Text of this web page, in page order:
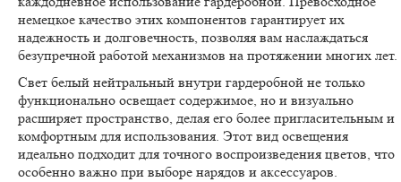
немецкое качество этих компонентов гарантирует их
надежность и долговечность, позволяя вам наслаждаться
безупречной работой механизмов на протяжении многих лет.
Свет белый нейтральный внутри гардеробной не только
функционально освещает содержимое, но и визуально
расширяет пространство, делая его более пригласительным и
комфортным для использования. Этот вид освещения
идеально подходит для точного воспроизведения цветов, что
особенно важно при выборе нарядов и аксессуаров.